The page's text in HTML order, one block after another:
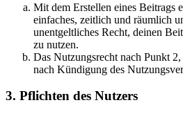
Mit dem Erstellen eines Beitrags
einfaches, zeitlich und räumlich
unentgeltliches Recht, deinen
zu nutzen.
Das Nutzungsrecht nach Punkt
nach Kündigung des
3. Pflichten des Nutzers